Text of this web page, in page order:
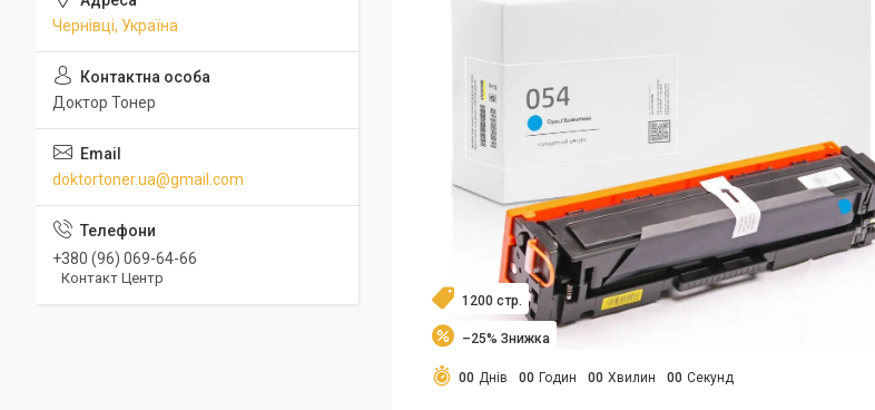
1200 стр.
–25%
00 Днів 00 Годин 00 Хвилин 00 Секунд
Чернівці, Україна
Доктор Тонер
doktortoner.ua@gmail.com
+380 (96) 069-64-66
Контакт Центр